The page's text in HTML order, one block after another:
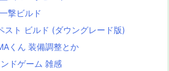
撃ビルド
スト ビルド (ダウングレード版)
くん 装備調整とか
ドゲーム 雑感